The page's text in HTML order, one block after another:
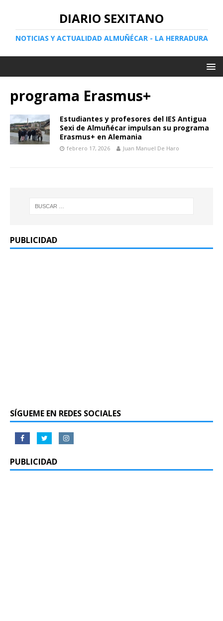
DIARIO SEXITANO
NOTICIAS Y ACTUALIDAD ALMUÑÉCAR - LA HERRADURA
programa Erasmus+
Estudiantes y profesores del IES Antigua
Sexi de Almuñécar impulsan su programa
Erasmus+ en Alemania
febrero 17, 2026 Juan Manuel De Haro
PUBLICIDAD
SÍGUEME EN REDES SOCIALES
PUBLICIDAD